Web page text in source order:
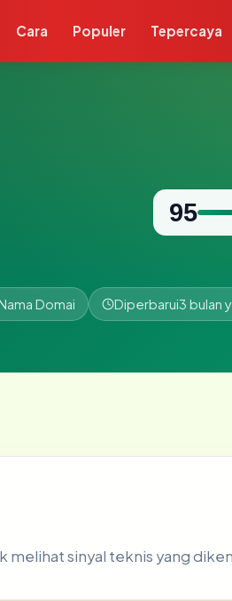
Cara Populer Tepercaya
95
Domai Diperbarui3 bulan
melihat sinyal teknis yang